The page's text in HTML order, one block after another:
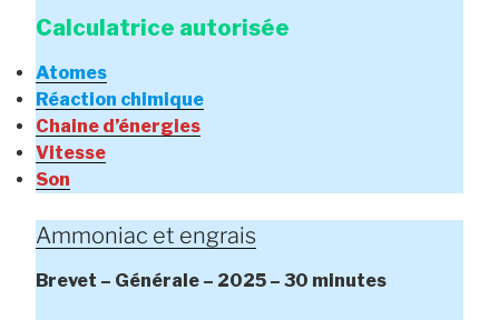
Calculatrice autorisée
Atomes
Réaction chimique
Chaine d’énergies
Vitesse
Son
Ammoniac et engrais
Brevet – Générale – 2025 – 30 minutes